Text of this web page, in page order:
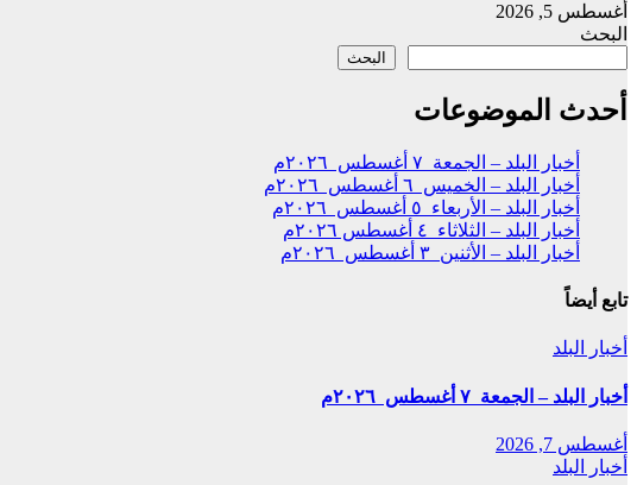
أغسطس 5, 2026
البحث
البحث
أحدث الموضوعات
أخبار البلد – الجمعة ٧ أغسطس ٢٠٢٦م
أخبار البلد – الخميس ٦ أغسطس ٢٠٢٦م
أخبار البلد – الأربعاء ٥ أغسطس ٢٠٢٦م
أخبار البلد – الثلاثاء ٤ أغسطس ٢٠٢٦م
أخبار البلد – الأثنين ٣ أغسطس ٢٠٢٦م
تابع أيضاً
أخبار البلد
أخبار البلد – الجمعة ٧ أغسطس ٢٠٢٦م
أغسطس 7, 2026
أخبار البلد